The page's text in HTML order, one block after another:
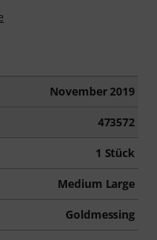
November 2019
473572
1 Stück
Medium Large
Goldmessing